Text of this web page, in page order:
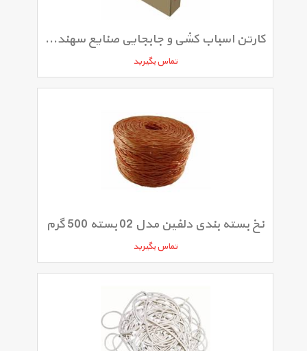
کارتن اسباب کشی و جابجایی صنایع سهند مدل A1
تماس بگیرید
نخ بسته بندی دلفین مدل 02 بسته 500 گرم
تماس بگیرید